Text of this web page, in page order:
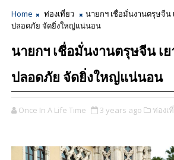
Home ท่องเที่ยว
นายกฯ เชื่อมั่นงานตรุษจีน
ปลอดภัย จัดยิ่งใหญ่แน่นอน
นายกฯ เชื่อมั่นงานตรุษจีน เย
ปลอดภัย จัดยิ่งใหญ่แน่นอน
Once In A Life Time 3 years ago ท่องเ